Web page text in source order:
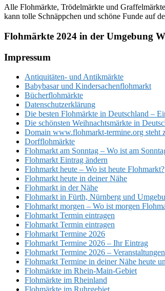
Alle Flohmärkte, Trödelmärkte und
kann tolle Schnäppchen und schöne Funde auf
Flohmärkte 2024 in der Umgebung
Footer
Impressum
Antiquitäten- und Antikmärkte
Babybasar und Kindersachenflohmarkt
Bücherflohmärkte
Datenschutzerklärung
Die besten Flohmärkte in Deutschland –
Die schönsten Weihnachtsmärkte in
Domain www.flohmarkt-termine.org steht
Dorfflohmärkte
Flohmarkt am Sonntag – Wo ist am
Flohmarkt Eintrag ändern
Flohmarkt heute – Wo ist heute Flohmarkt?
Flohmarkt heute in deiner Nähe
Flohmarkt in der Nähe
Flohmarkt in Fürth, Nürnberg und
Flohmarkt morgen – Wo ist morgen
Flohmarkt Termin eintragen
Flohmarkt Termin eintragen
Flohmarkt Termine 2026
Flohmarkt Termine 2026 – Ihr Eintrag
Flohmarkt Termine 2026 – Veranstaltungen
Flohmarkt Termine in deiner Nähe heute
Flohmärkte im Rhein-Main-Gebiet
Flohmärkte im Rheinland